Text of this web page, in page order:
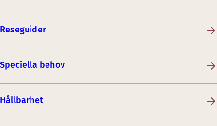
Reseguider
Speciella behov
Hållbarhet